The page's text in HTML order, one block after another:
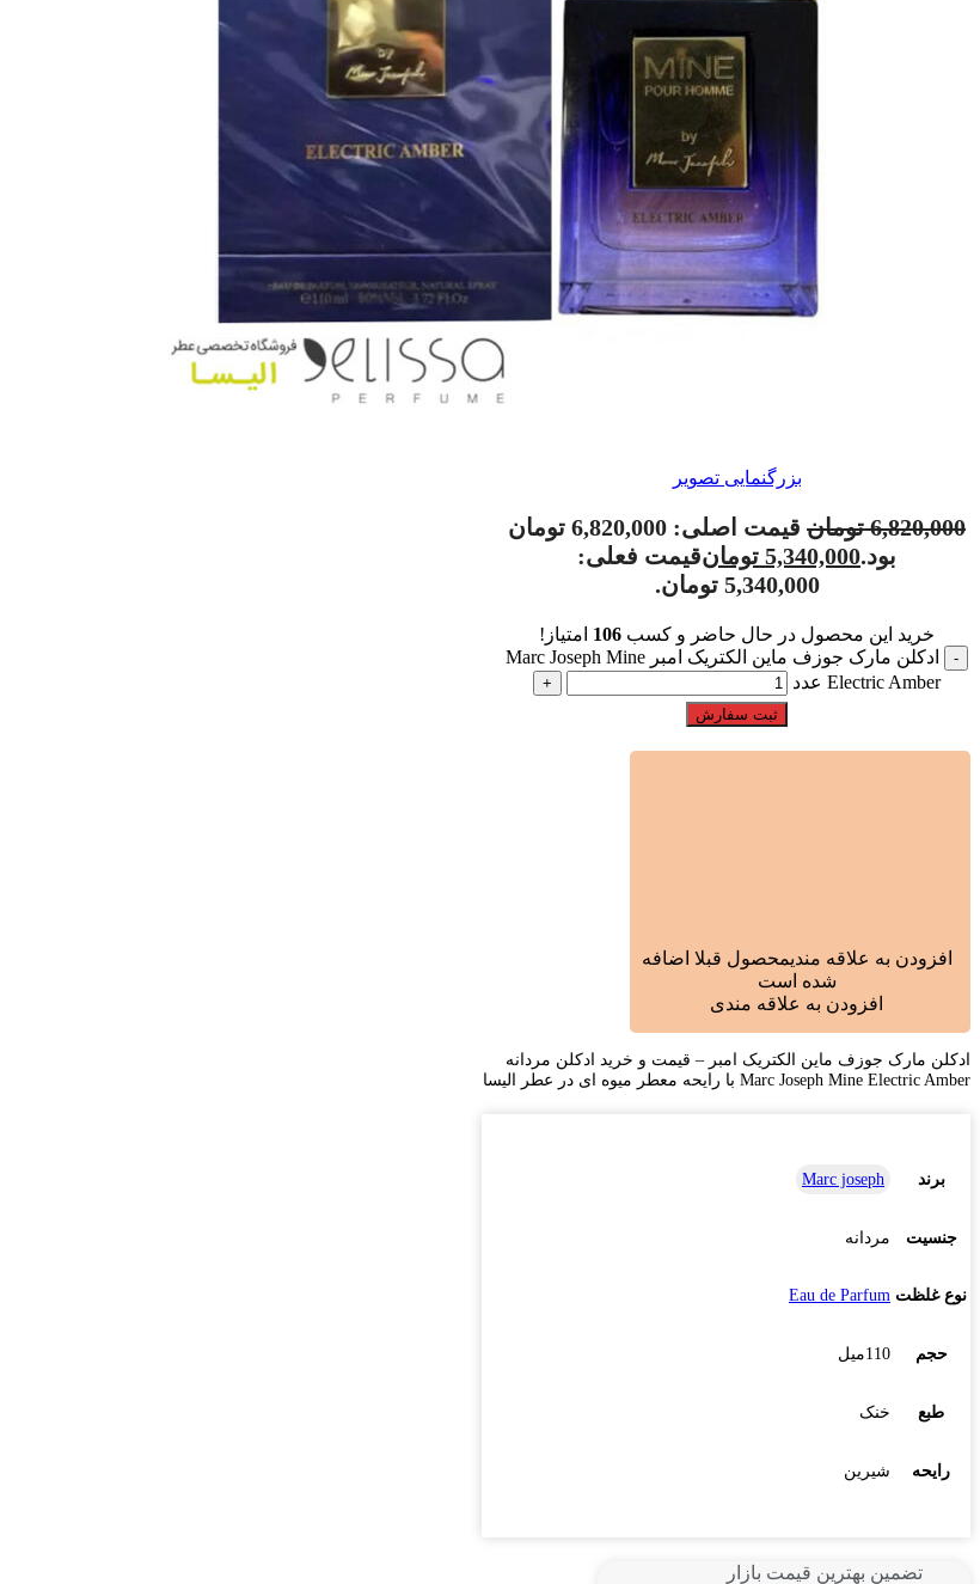
بزرگنمایی تصویر
6,820,000 تومان
قیمت اصلی: 6,820,000 تومان
بود.5,340,000 تومانقیمت فعلی:
5,340,000 تومان.
خرید این محصول در حال حاضر و کسب 106 امتیاز!
ادکلن مارک جوزف ماین الکتریک امبر Marc Joseph Mine
Electric Amber عدد
ثبت سفارش
افزودن به علاقه مندیمحصول قبلا اضافه
شده است
افزودن به علاقه مندی
ادکلن مارک جوزف ماین الکتریک امبر – قیمت و خرید ادکلن مردانه
Marc Joseph Mine Electric Amber با رایحه معطر میوه ای در عطر الیسا
برند Marc joseph
جنسیت مردانه
نوع غلظت Eau de Parfum
حجم 110میل
طبع خنک
رایحه شیرین
تضمین بهترین قیمت بازار